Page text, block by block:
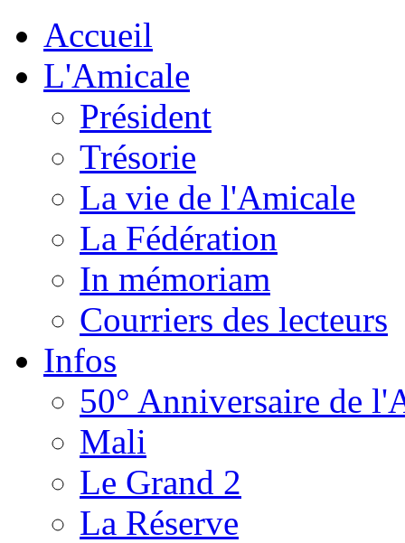
Accueil
L'Amicale
Président
Trésorie
La vie de l'Amicale
La Fédération
In mémoriam
Courriers des lecteurs
Infos
50° Anniversaire de
Mali
Le Grand 2
La Réserve